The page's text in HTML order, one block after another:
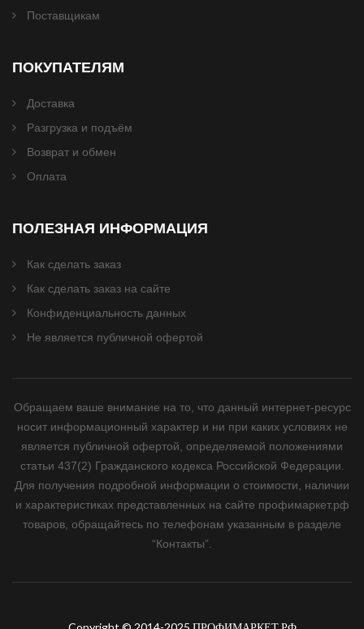
Поставщикам
ПОКУПАТЕЛЯМ
Доставка
Разгрузка и подъём
Возврат и обмен
Оплата
ПОЛЕЗНАЯ ИНФОРМАЦИЯ
Как сделать заказ
Как сделать заказ на сайте
Конфиденциальность данных
Не является публичной офертой
Обращаем ваше внимание на то, что данный интернет-ресурс
носит информационный характер и ни при каких условиях не
является публичной офертой, определяемой положениями
статьи 437(2) Гражданского кодекса Российской Федерации.
Для получения подробной информации о стоимости, наличии
и характеристиках представленных на сайте профимаркет.рф
товаров, обращайтесь по телефонам указанным в разделе
“Контакты”.